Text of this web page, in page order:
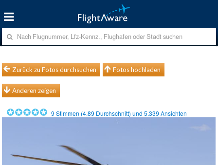
Zurück zu Fotos durchsuchen Fotos hochladen
Anderen zeigen
9 Stimmen (4.89 Durchschnitt) und5.339 Ansichten